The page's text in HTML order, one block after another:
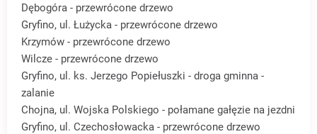
Dębogóra - przewrócone drzewo
Gryfino, ul. Łużycka - przewrócone drzewo
Krzymów - przewrócone drzewo
Wilcze - przewrócone drzewo
Gryfino, ul. ks. Jerzego Popiełuszki - droga gminna -
zalanie
Chojna, ul. Wojska Polskiego - połamane gałęzie na jezdni
Gryfino, ul. Czechosłowacka - przewrócone drzewo